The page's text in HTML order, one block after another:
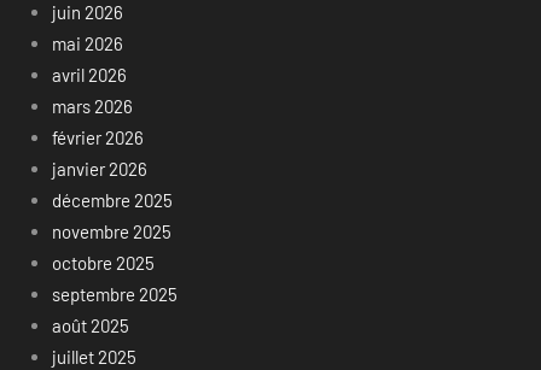
juin 2026
mai 2026
avril 2026
mars 2026
février 2026
janvier 2026
décembre 2025
novembre 2025
octobre 2025
septembre 2025
août 2025
juillet 2025